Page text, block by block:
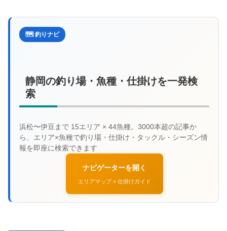
🗺️ 釣りナビ
静岡の釣り場・魚種・仕掛けを一発検
索
ナビゲーターを開く
エリアマップ × 仕掛けガイド